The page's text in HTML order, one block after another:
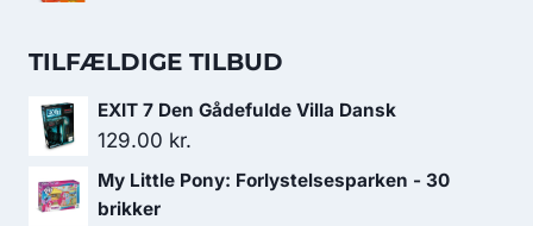
pris
195.00 kr..165.00 kr..
TILFÆLDIGE TILBUD
EXIT 7 Den Gådefulde Villa Dansk
129.00 kr.
My Little Pony: Forlystelsesparken - 30
brikker